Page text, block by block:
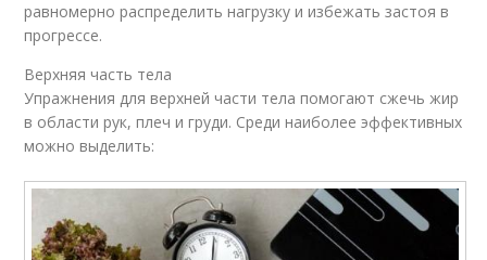
равномерно распределить нагрузку и избежать застоя в
прогрессе.
Верхняя часть тела
Упражнения для верхней части тела помогают сжечь жир
в области рук, плеч и груди. Среди наиболее эффективных
можно выделить: